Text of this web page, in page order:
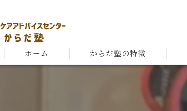
ホーム からだ塾の特徴